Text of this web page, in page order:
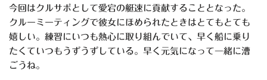
今回はクルサポとして愛宕の艇速に貢献することとなった。
クルーミーティングで彼女にほめられたときはとてもとても
嬉しい。練習にいつも熱心に取り組んでいて、早く船に乗り
たくていつもうずうずしている。早く元気になって一緒に漕
ごうね。